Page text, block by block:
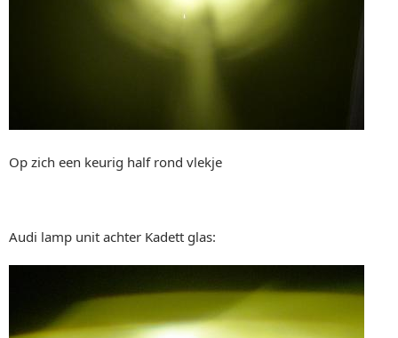
Op zich een keurig half rond vlekje
Audi lamp unit achter Kadett glas: